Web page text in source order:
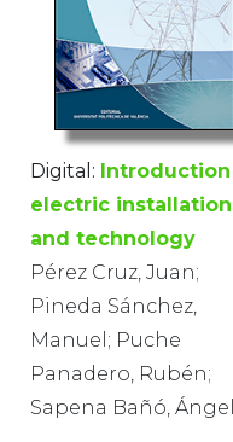
Digital:
electric
and technology
Pérez Cruz, Juan;
Pineda Sánchez,
Manuel; Puche
Panadero, Rubén;
Sapena Bañó, Ángel